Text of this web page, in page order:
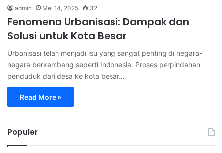
admin Mei 14, 2025 32
Fenomena Urbanisasi: Dampak dan
Solusi untuk Kota Besar
Urbanisasi telah menjadi isu yang sangat penting di negara-
negara berkembang seperti Indonesia. Proses perpindahan
penduduk dari desa ke kota besar…
Read More »
Populer